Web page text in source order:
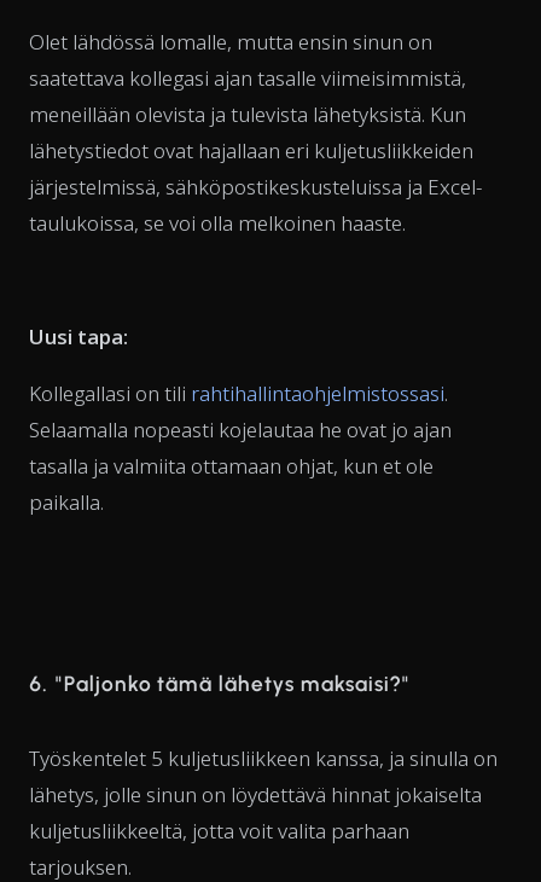
Olet lähdössä lomalle, mutta ensin sinun on
saatettava kollegasi ajan tasalle viimeisimmistä,
meneillään olevista ja tulevista lähetyksistä. Kun
lähetystiedot ovat hajallaan eri kuljetusliikkeiden
järjestelmissä, sähköpostikeskusteluissa ja Excel-
taulukoissa, se voi olla melkoinen haaste.
Uusi tapa:
Kollegallasi on tili rahtihallintaohjelmistossasi.
Selaamalla nopeasti kojelautaa he ovat jo ajan
tasalla ja valmiita ottamaan ohjat, kun et ole
paikalla.
6. "Paljonko tämä lähetys maksaisi?"
Työskentelet 5 kuljetusliikkeen kanssa, ja sinulla on
lähetys, jolle sinun on löydettävä hinnat jokaiselta
kuljetusliikkeeltä, jotta voit valita parhaan
tarjouksen.